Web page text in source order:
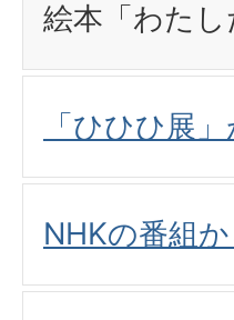
絵本「わた
「ひひひ展
NHKの番組